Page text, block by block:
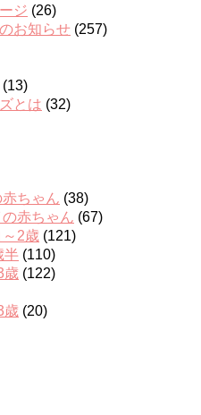
ジ (26)
お知らせ (257)
(13)
とは (32)
ちゃん (38)
赤ちゃん (67)
2歳 (121)
半 (110)
歳 (122)
歳 (20)